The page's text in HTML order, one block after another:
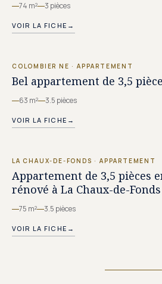
74 m² 3 pièces
VOIR LA FICHE →
COLOMBIER NE ·APPARTEMENT
Bel appartement de 3,5
63 m² 3.5 pièces
VOIR LA FICHE →
LA CHAUX-DE-FONDS ·APPARTEMENT
Appartement de 3,5 pièces
rénové à La Chaux-de-Fonds
75 m² 3.5 pièces
VOIR LA FICHE →